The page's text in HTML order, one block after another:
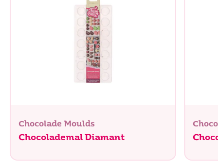
Chocolade Moulds
Chocolademal Diamant